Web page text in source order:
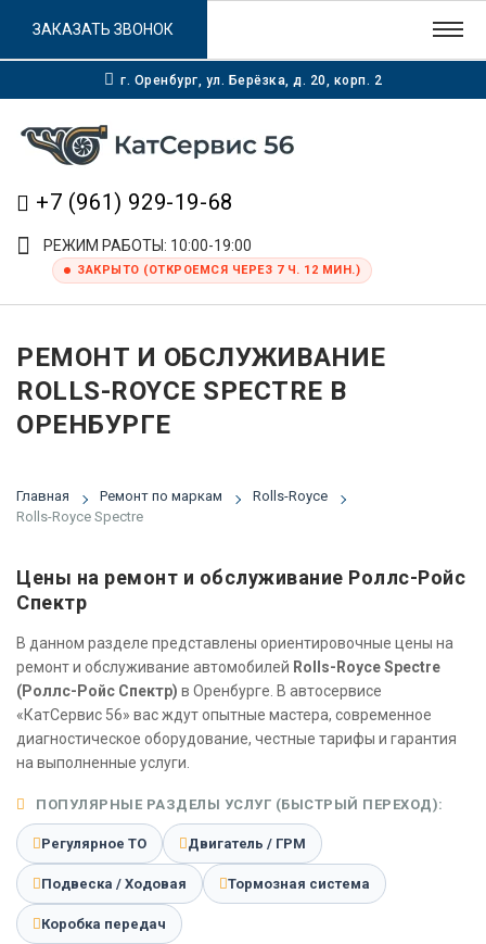
г. Оренбург, ул. Берёзка, д. 20, корп. 2
+7 (961) 929-19-68
РЕЖИМ РАБОТЫ: 10:00-19:00
ЗАКРЫТО (ОТКРОЕМСЯ ЧЕРЕЗ 7 Ч. 12 МИН.)
ЗАКАЗАТЬ ЗВОНОК
РЕМОНТ И ОБСЛУЖИВАНИЕ
ROLLS-ROYCE SPECTRE В
ОРЕНБУРГЕ
Главная Ремонт по маркам
Rolls-Royce
Rolls-Royce Spectre
Цены на ремонт и обслуживание Роллс-Ройс
Спектр
В данном разделе представлены ориентировочные цены на
ремонт и обслуживание автомобилей Rolls-Royce Spectre
(Роллс-Ройс Спектр) в Оренбурге. В автосервисе
«КатСервис 56» вас ждут опытные мастера, современное
диагностическое оборудование, честные тарифы и гарантия
на выполненные услуги.
ПОПУЛЯРНЫЕ РАЗДЕЛЫ УСЛУГ (БЫСТРЫЙ ПЕРЕХОД):
Регулярное ТО Двигатель / ГРМ
Подвеска / Ходовая Тормозная система
Коробка передач